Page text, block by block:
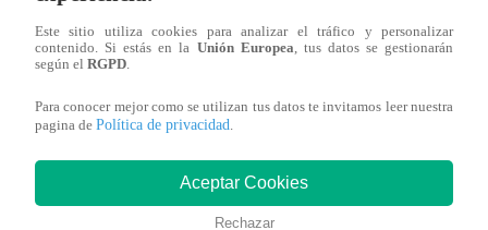
protagonizado por Valentina y el video viral del
serenazgo.
Por ahora no existe ninguna prueba de que ambos
relacionados, pero el arquitecto no pudo evitar quedarse
afectado por la inesperada decisión.
Pese al duro
Este sitio utiliza cookies para analizar el tráfico y personalizar
contenido. Si estás en la Unión Europea, tus datos se gestionarán
según el RGPD.
Para conocer mejor como se utilizan tus datos te invitamos leer nuestra
pagina de Política de privacidad.
Aceptar Cookies
Rechazar